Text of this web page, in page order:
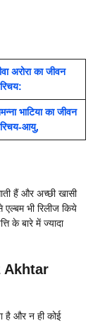
अरोरा का जीवन
भाटिया का जीवन
आयु,
हैं और अच्छी खासी
भी रिलीज किये
के बारे में ज्यादा
Akhtar
है और न ही कोई